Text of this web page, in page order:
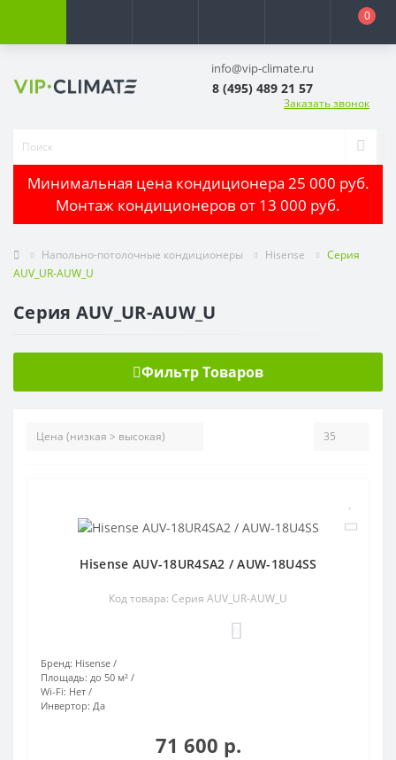
0
info@vip-climate.ru
8 (495) 489 21 57
Заказать звонок
Минимальная цена кондиционера 25 000 руб.
Монтаж кондиционеров от 13 000 руб.
Напольно-потолочные кондиционеры Hisense
Серия
AUV_UR-AUW_U
Серия AUV_UR-AUW_U
Фильтр Товаров
Hisense AUV-18UR4SA2 / AUW-18U4SS
Код товара: Серия AUV_UR-AUW_U
Бренд: Hisense
Площадь: до 50 м²
Wi-Fi: Нет
Инвертор: Да
71 600 р.